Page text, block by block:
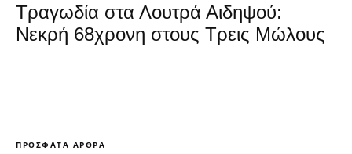
Τραγωδία στα Λουτρά Αιδηψού:
Νεκρή 68χρονη στους Τρεις Μώλους
ΠΡΌΣΦΑΤΑ ΆΡΘΡΑ